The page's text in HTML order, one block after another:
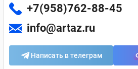
+7(958)762-88-45
info@artaz.ru
Написать в телеграм